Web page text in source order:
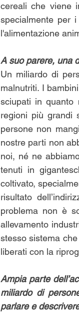
cereali che viene
specialmente per
l'alimentazione
A suo parere, una
Un miliardo di
malnutriti. I
sciupati in quanto
regioni più grandi
persone non
nostre parti non
noi, né ne
tenuti in
coltivato,
risultato
problema non è
allevamento
stesso sistema
liberati con la
Ampia parte
miliardo di
parlare e